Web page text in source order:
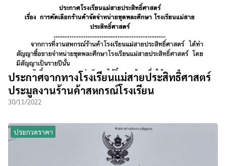
ประกาศจากทางโรงเรียนแม่สายประสิทธิ์ศาสตร์
ประมูลงานร้านค้าสหกรณ์โรงเรียน
30/11/2022
ประกวดราคา